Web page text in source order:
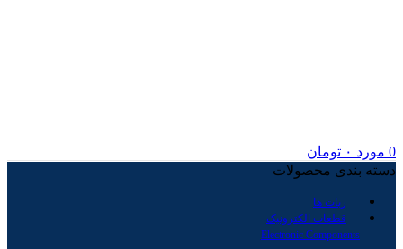
0 مورد ۰ تومان
دسته بندی محصولات
ربات ها
قطعات الکترونیک
Electronic Components